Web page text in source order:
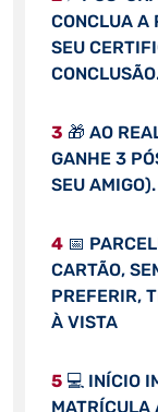
CONCLUA A
SEU
3 🎁 AO
GANHE 3
SEU AMIGO).
4📅
CARTÃO,
PREFERIR,
À VISTA
5💻 INÍCIO
MATRÍCULA